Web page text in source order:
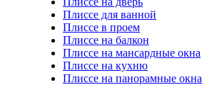
Плиссе для ванной
Плиссе в проем
Плиссе на балкон
Плиссе на мансардные окна
Плиссе на кухню
Плиссе на панорамные окна